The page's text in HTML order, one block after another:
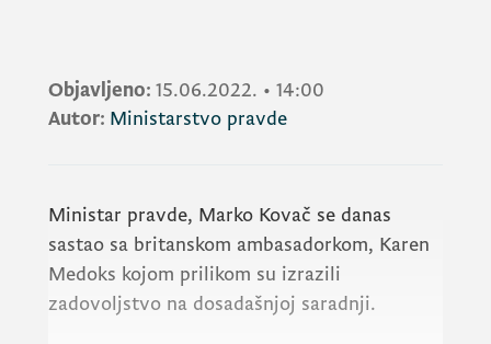
Objavljeno: 15.06.2022. • 14:00
Autor: Ministarstvo pravde
Ministar pravde, Marko Kovač se danas
sastao sa britanskom ambasadorkom, Karen
Medoks kojom prilikom su izrazili
zadovoljstvo na dosadašnjoj saradnji.